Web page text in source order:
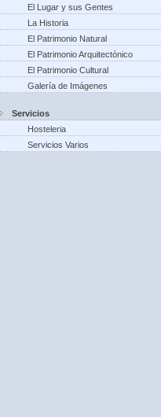
El Lugar y sus Gentes
La Historia
El Patrimonio Natural
El Patrimonio Arquitectónico
El Patrimonio Cultural
Galería de Imágenes
Servicios
Hosteleria
Servicios Varios